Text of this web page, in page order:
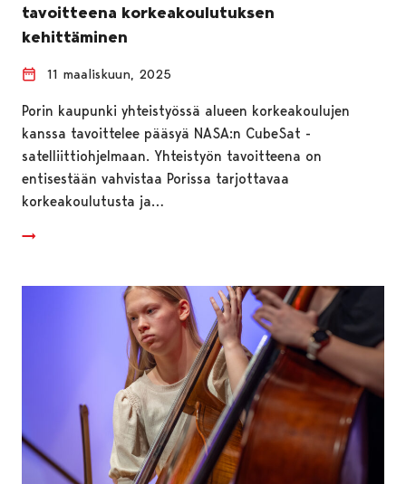
tavoitteena korkeakoulutuksen
kehittäminen
11 maaliskuun, 2025
Porin kaupunki yhteistyössä alueen korkeakoulujen
kanssa tavoittelee pääsyä NASA:n CubeSat -
satelliittiohjelmaan. Yhteistyön tavoitteena on
entisestään vahvistaa Porissa tarjottavaa
korkeakoulutusta ja…